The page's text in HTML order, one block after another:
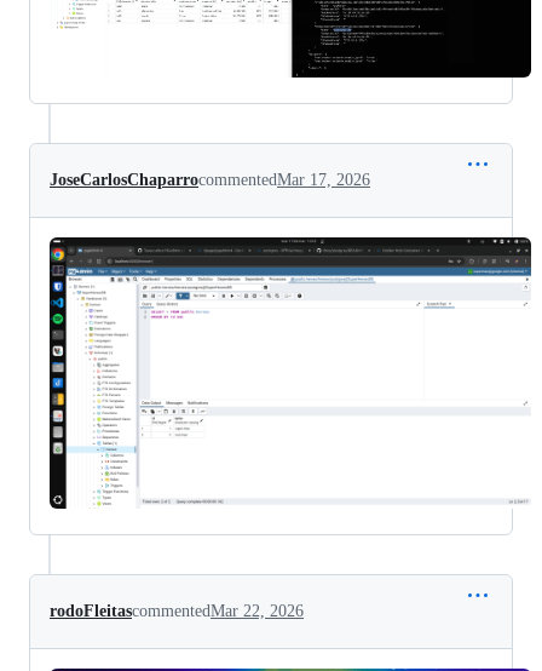
JoseCarlosChaparrocommentedMar 17, 2026
rodoFleitascommentedMar 22, 2026